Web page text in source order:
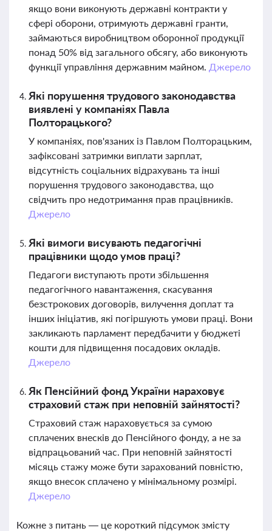
якщо вони виконують державні контракти у
сфері оборони, отримують державні гранти,
займаються виробництвом оборонної продукції
понад 50% від загального обсягу, або виконують
функції управління державним майном. Джерело
Які порушення трудового законодавства
виявлені у компаніях Павла
Полторацького?
У компаніях, пов'язаних із Павлом Полторацьким,
зафіксовані затримки виплати зарплат,
відсутність соціальних відрахувань та інші
порушення трудового законодавства, що
свідчить про недотримання прав працівників.
Джерело
Які вимоги висувають педагогічні
працівники щодо умов праці?
Педагоги виступають проти збільшення
педагогічного навантаження, скасування
безстрокових договорів, вилучення доплат та
інших ініціатив, які погіршують умови праці. Вони
закликають парламент передбачити у бюджеті
кошти для підвищення посадових окладів.
Джерело
Як Пенсійний фонд України нараховує
страховий стаж при неповній зайнятості?
Страховий стаж нараховується за сумою
сплачених внесків до Пенсійного фонду, а не за
відпрацьований час. При неповній зайнятості
місяць стажу може бути зарахований повністю,
якщо внесок сплачено у мінімальному розмірі.
Джерело
Кожне з питань — це короткий підсумок змісту